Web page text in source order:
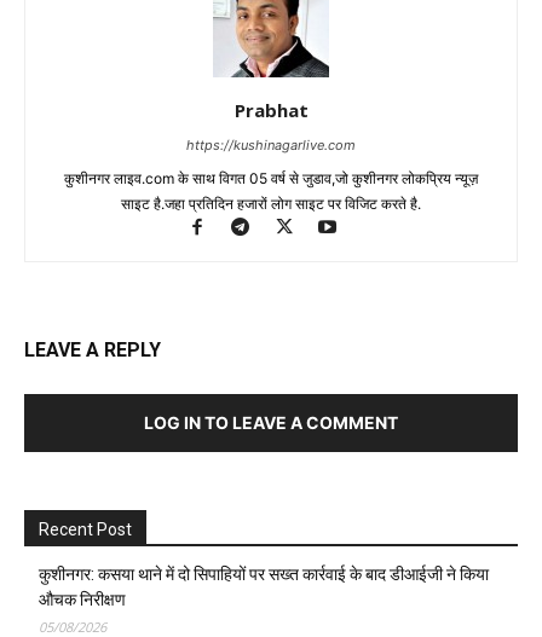
Prabhat
https://kushinagarlive.com
कुशीनगर लाइव.com के साथ विगत 05 वर्ष से जुडाव,जो कुशीनगर लोकप्रिय न्यूज़
साइट है.जहा प्रतिदिन हजारों लोग साइट पर विजिट करते है.
LEAVE A REPLY
LOG IN TO LEAVE A COMMENT
Recent Post
कुशीनगर: कसया थाने में दो सिपाहियों पर सख्त कार्रवाई के बाद डीआईजी ने किया
औचक निरीक्षण
05/08/2026